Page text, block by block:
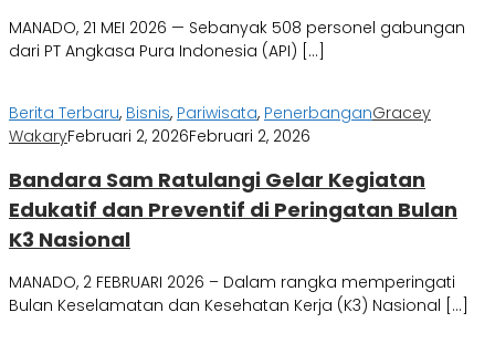
MANADO, 21 MEI 2026 — Sebanyak 508 personel gabungan
dari PT Angkasa Pura Indonesia (API) […]
Berita Terbaru, Bisnis, Pariwisata, PenerbanganGracey
WakaryFebruari 2, 2026Februari 2, 2026
Bandara Sam Ratulangi Gelar Kegiatan
Edukatif dan Preventif di Peringatan Bulan
K3 Nasional
MANADO, 2 FEBRUARI 2026 – Dalam rangka memperingati
Bulan Keselamatan dan Kesehatan Kerja (K3) Nasional […]